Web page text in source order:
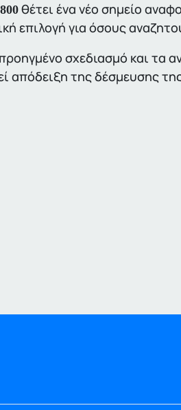
θέτει ένα νέο σημείο
επιλογή για όσους
σχεδιασμό και τα
απόδειξη της δέσμευσης